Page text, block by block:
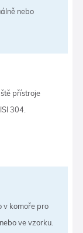
nebo
přístroje
304.
v komoře pro
ve vzorku.